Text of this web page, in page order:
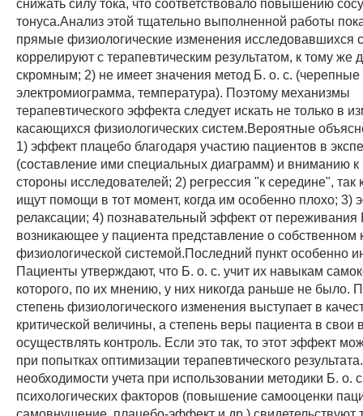
тонуса.Анализ этой тщательно выполненной работы
прямые физиологические изменения исследовавшихся
коррелируют с терапевтическим результатом, к тому же
скромным; 2) не имеет значения метод Б. о. с. (черепные
электромиограмма, температура). Поэтому механизмы
терапевтического эффекта следует искать не только в
касающихся физиологических систем.Вероятные
1) эффект плацебо благодаря участию пациентов в
(составление ими специальных диаграмм) и вниманию к
стороны исследователей; 2) регрессия "к середине", так
ищут помощи в тот момент, когда им особенно плохо; 3)
релаксации; 4) познавательный эффект от переживания
возникающее у пациента представление о собственном
физиологической системой.Последний пункт особенно
Пациенты утверждают, что Б. о. с. учит их навыкам
которого, по их мнению, у них никогда раньше не было.
степень физиологического изменения выступает в
критической величины, а степень веры пациента в свои
осуществлять контроль. Если это так, то этот эффект
при попытках оптимизации терапевтического
необходимости учета при использовании методики Б. о.
психологических факторов (повышение самооценки